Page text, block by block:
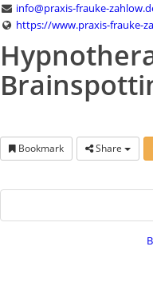
info@praxis-frauke-
https://www.praxis-frauke-
Bookmark Share